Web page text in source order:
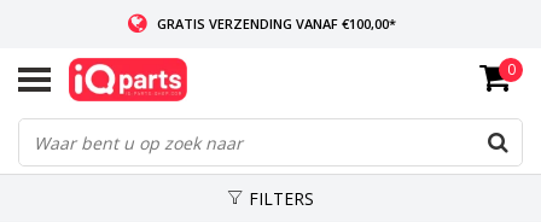
GRATIS VERZENDING VANAF €100,00*
INDIEN VOORRADIG: VOOR 14:00 BESTELD, ZELFDE DAG VERZONDEN
WERELDWIJDE LEVERING
0
FILTERS